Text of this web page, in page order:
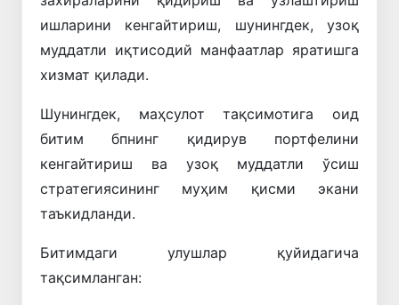
ишларини кенгайтириш, шунингдек, узоқ
муддатли иқтисодий манфаатлар яратишга
хизмат қилади.
Шунингдек, маҳсулот тақсимотига оид
битим бпнинг қидирув портфелини
кенгайтириш ва узоқ муддатли ўсиш
стратегиясининг муҳим қисми экани
таъкидланди.
Битимдаги улушлар қуйидагича
тақсимланган: